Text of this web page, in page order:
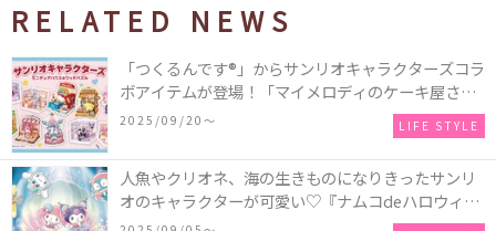
RELATED NEWS
「つくるんです®」からサンリオキャラクターズコラ
ボアイテムが登場！「マイメロディのケーキ屋さ
ん」などミニチュアハウス8種類と、「シナモロール
のメリーゴーランド」などオルゴールで動く仕掛け
付きのウッドパズル2種類♪
2025/09/20〜 LIFE STYLE
人魚やクリオネ、海の生きものになりきったサンリ
オのキャラクターが可愛い♡『ナムコdeハロウィン
2025～マーメイドファンタジー～』全国のアミュー